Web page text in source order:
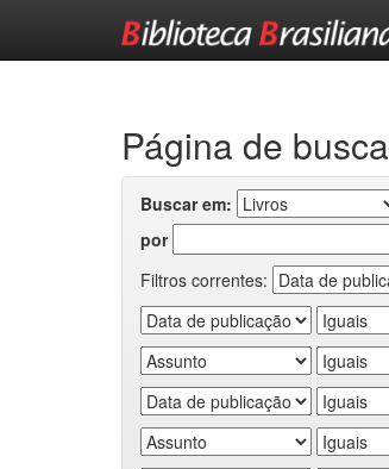
Página de busca
Buscar em:
por
Filtros correntes: